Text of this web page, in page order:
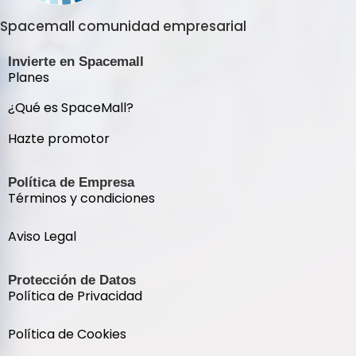
Spacemall comunidad empresarial
Invierte en Spacemall
Planes
¿Qué es SpaceMall?
Hazte promotor
Política de Empresa
Términos y condiciones
Aviso Legal
Protección de Datos
Política de Privacidad
Política de Cookies